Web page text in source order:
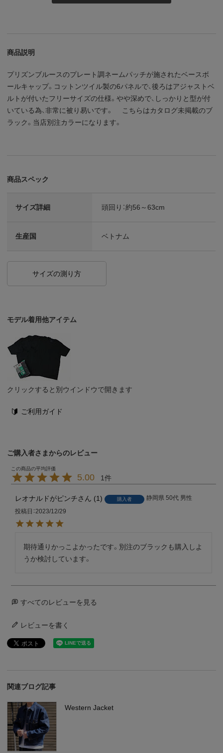
商品説明
プリズンブルースのプレート調ネームパッチが施されたベースボ
ールキャップ。コットンツイル製の6パネルで、後ろはアジャストベ
ルトが付いたフリーサイズの仕様。やや深めで、しっかりと型が付
いている為、非常に被り易いです。 こちらはカタログ未掲載のブ
ラック。当店別注カラーになります。
商品スペック
サイズ詳細 頭回り：約56～63cm
生産国 ベトナム
サイズの測り方
モデル着用他アイテム
クリックすると別ウインドウで開きます
ご利用ガイド
ご購入者さまからのレビュー
5.00 1
レオナルドがピンチ 1 購入者 静岡県 50代 男性
投稿日 2023/12/29
期待通りかっこよかったです。別注のブラックも購入しよ
うか検討しています。
すべてのレビューを見る
レビューを書く
関連ブログ記事
Western Jacket